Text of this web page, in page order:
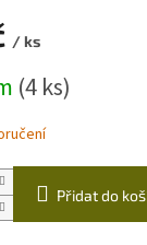
/ ks
(4 ks)
Přidat do